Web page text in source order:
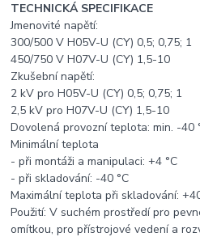
TECHNICKÁ SPECIFIKACE
Jmenovité napětí:
300/500 V H05V-U (CY) 0,5; 0,75; 1
450/750 V H07V-U (CY) 1,5-10
Zkušební napětí:
2 kV pro H05V-U (CY) 0,5; 0,75; 1
2,5 kV pro H07V-U (CY) 1,5-10
Dovolená provozní teplota: min. -40
Minimální teplota
- při montáži a manipulaci: +4 °C
- při skladování: -40 °C
Maximální teplota při skladování:
Použití: V suchém prostředí pro
omítkou, pro přístrojové vedení a